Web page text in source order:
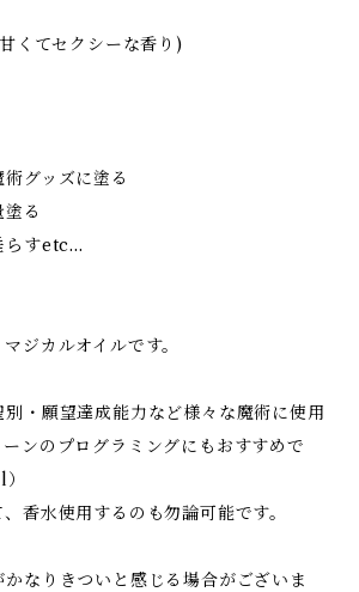
くてセクシーな香り)
グッズに塗る
る
らすetc…
ジカルオイルです。
・願望達成能力など様々な魔術に使用
ンのプログラミングにもおすすめで
香水使用するのも勿論可能です。
なりきついと感じる場合がございま